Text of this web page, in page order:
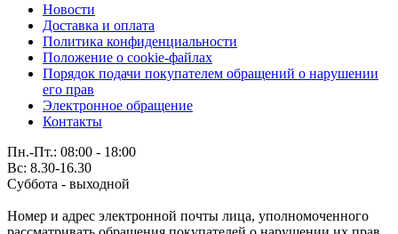
Новости
Доставка и оплата
Политика конфиденциальности
Положение о cookie-файлах
Порядок подачи покупателем обращений о нарушении
его прав
Электронное обращение
Контакты
Пн.-Пт.: 08:00 - 18:00
Вс: 8.30-16.30
Суббота - выходной
Номер и адрес электронной почты лица, уполномоченного